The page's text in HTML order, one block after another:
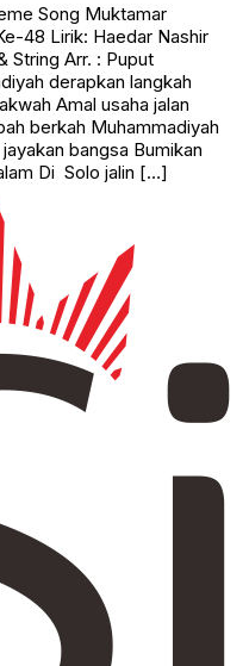
Song Muktamar
48 Lirik: Haedar Nashir
String Arr. : Puput
derapkan langkah
Amal usaha jalan
berkah Muhammadiyah
bangsa Bumikan
Di Solo jalin […]